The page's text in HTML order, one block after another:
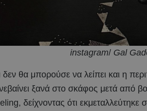
instagram/ Gal
θα μπορούσε να λείπει και η
ξανά στο σκάφος μετά από
δείχνοντας ότι